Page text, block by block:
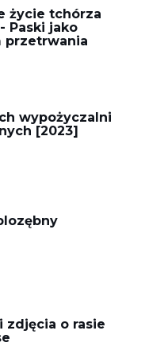
życie tchórza
Paski jako
przetrwania
wypożyczalni
[2023]
zdjęcia o rasie